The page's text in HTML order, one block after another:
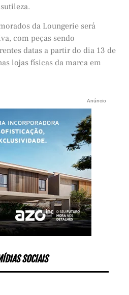
da Loungerie será
com peças sendo
datas a partir do dia 13 de
lojas físicas da marca em
Anúncio
SOCIAIS